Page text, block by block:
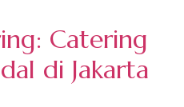
Catering
di Jakarta